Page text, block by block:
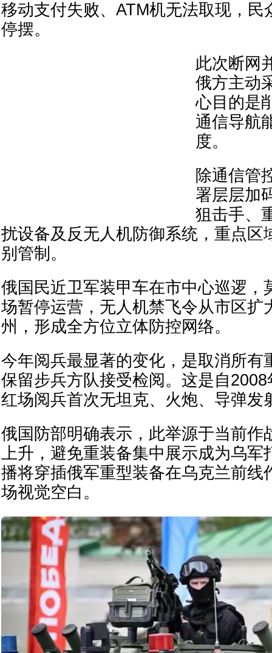
移动支付失败、ATM机无法取现，民
停摆。
此次断网
俄方主动
心目的是
通信导航
度。
除通信管
署层层加
狙击手、
扰设备及反无人机防御系统，重点区
别管制。
俄国民近卫军装甲车在市中心巡逻，
场暂停运营，无人机禁飞令从市区扩
州，形成全方位立体防控网络。
今年阅兵最显著的变化，是取消所有
保留步兵方队接受检阅。这是自
红场阅兵首次无坦克、火炮、导弹发
俄国防部明确表示，此举源于当前作
上升，避免重装备集中展示成为乌军
播将穿插俄军重型装备在乌克兰前线
场视觉空白。